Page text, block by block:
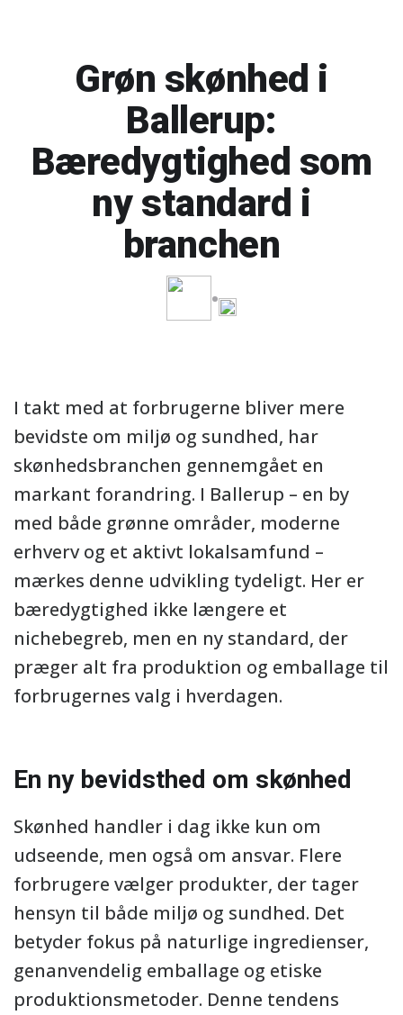
Grøn skønhed i
Ballerup:
Bæredygtighed som
ny standard i
branchen
I takt med at forbrugerne bliver mere
bevidste om miljø og sundhed, har
skønhedsbranchen gennemgået en
markant forandring. I Ballerup – en by
med både grønne områder, moderne
erhverv og et aktivt lokalsamfund –
mærkes denne udvikling tydeligt. Her er
bæredygtighed ikke længere et
nichebegreb, men en ny standard, der
præger alt fra produktion og emballage til
forbrugernes valg i hverdagen.
En ny bevidsthed om skønhed
Skønhed handler i dag ikke kun om
udseende, men også om ansvar. Flere
forbrugere vælger produkter, der tager
hensyn til både miljø og sundhed. Det
betyder fokus på naturlige ingredienser,
genanvendelig emballage og etiske
produktionsmetoder. Denne tendens